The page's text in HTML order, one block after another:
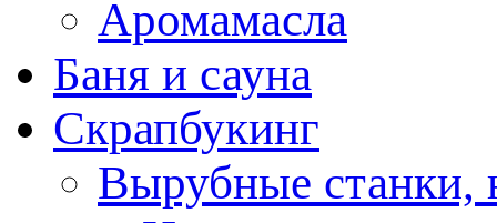
Аромамасла
Баня и сауна
Скрапбукинг
Вырубные станки,